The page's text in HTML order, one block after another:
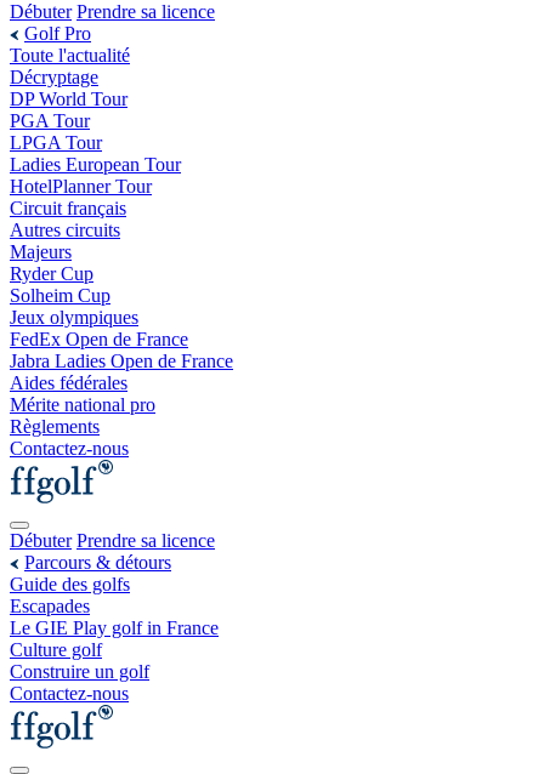
Débuter Prendre sa licence
Golf Pro
Toute l'actualité
Décryptage
DP World Tour
PGA Tour
LPGA Tour
Ladies European Tour
HotelPlanner Tour
Circuit français
Autres circuits
Majeurs
Ryder Cup
Solheim Cup
Jeux olympiques
FedEx Open de France
Jabra Ladies Open de France
Aides fédérales
Mérite national pro
Règlements
Contactez-nous
Débuter Prendre sa licence
Parcours & détours
Guide des golfs
Escapades
Le GIE Play golf in France
Culture golf
Construire un golf
Contactez-nous